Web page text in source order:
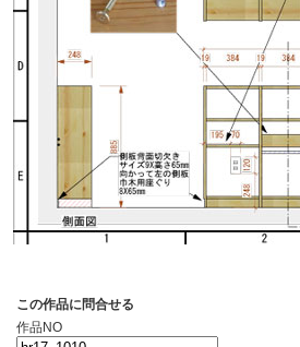
この作品に問合せる
作品NO